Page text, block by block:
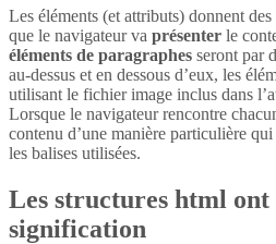
Les éléments (et attributs) donnent des
que le navigateur va présenter le
éléments de paragraphes seront par
au-dessus et en dessous d’eux, les
utilisant le fichier image inclus dans
Lorsque le navigateur rencontre
contenu d’une manière particulière
les balises utilisées.
Les structures html ont
signification